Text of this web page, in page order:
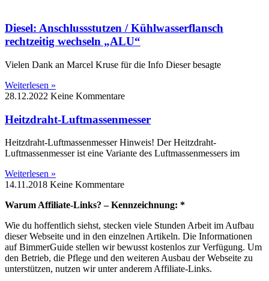
Diesel: Anschlussstutzen / Kühlwasserflansch
rechtzeitig wechseln „ALU“
Vielen Dank an Marcel Kruse für die Info Dieser besagte
Weiterlesen »
28.12.2022 Keine Kommentare
Heitzdraht-Luftmassenmesser
Heitzdraht-Luftmassenmesser Hinweis! Der Heitzdraht-
Luftmassenmesser ist eine Variante des Luftmassenmessers im
Weiterlesen »
14.11.2018 Keine Kommentare
Warum Affiliate-Links? – Kennzeichnung: *
Wie du hoffentlich siehst, stecken viele Stunden Arbeit im Aufbau
dieser Webseite und in den einzelnen Artikeln. Die Informationen
auf BimmerGuide stellen wir bewusst kostenlos zur Verfügung. Um
den Betrieb, die Pflege und den weiteren Ausbau der Webseite zu
unterstützen, nutzen wir unter anderem Affiliate-Links.